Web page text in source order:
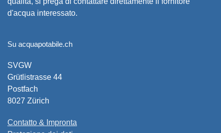
d'acqua interessato.
Su acquapotabile.ch
SVGW
Grütlistrasse 44
Postfach
8027 Zürich
Contatto & Impronta